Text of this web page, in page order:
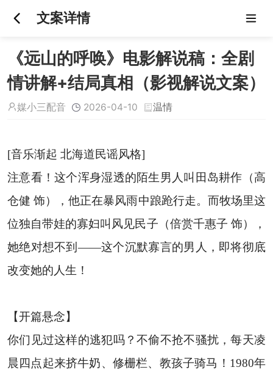
文案详情
《远山的呼唤》电影解说稿：全剧
情讲解+结局真相（影视解说文案）
媒小三配音 2026-04-10 温情
[音乐渐起 北海道民谣风格]
注意看！这个浑身湿透的陌生男人叫田岛耕作（高
仓健 饰），他正在暴风雨中踉跄行走。而牧场里这
位独自带娃的寡妇叫风见民子（倍赏千惠子 饰），
她绝对想不到——这个沉默寡言的男人，即将彻底
改变她的人生！
【开篇悬念】
你们见过这样的逃犯吗？不偷不抢不骚扰，每天凌
晨四点起来挤牛奶、修栅栏、教孩子骑马！1980年